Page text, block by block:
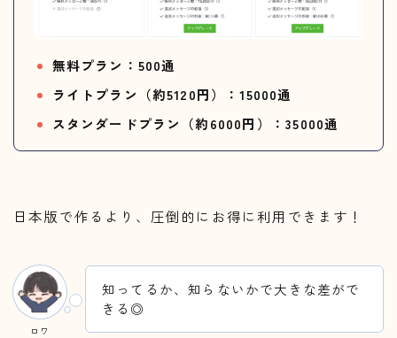
無料プラン：500通
ライトプラン（約5120円）：15000通
スタンダードプラン（約6000円）：35000通
日本版で作るより、圧倒的にお得に利用できます！
ロワ
知ってるか、知らないかで大きな差がで
きる◎